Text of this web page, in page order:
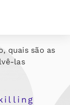
quais são as
las